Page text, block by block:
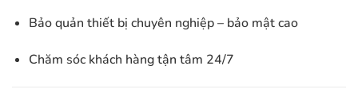
Bảo quản thiết bị chuyên nghiệp – bảo mật cao
Chăm sóc khách hàng tận tâm 24/7